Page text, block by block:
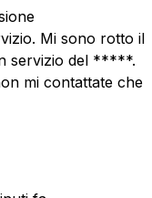
Mi sono rotto il
servizio del *****.
mi contattate che